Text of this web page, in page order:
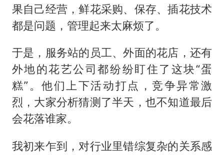
果自己经营，鲜花采购、保存、插花技术
都是问题，管理起来太麻烦了。
于是，服务站的员工、外面的花店，还有
外地的花艺公司都纷纷盯住了这块“蛋
糕”。他们上下活动打点，竞争异常激
烈，大家分析猜测了半天，也不知道最后
会花落谁家。
我初来乍到，对行业里错综复杂的关系感